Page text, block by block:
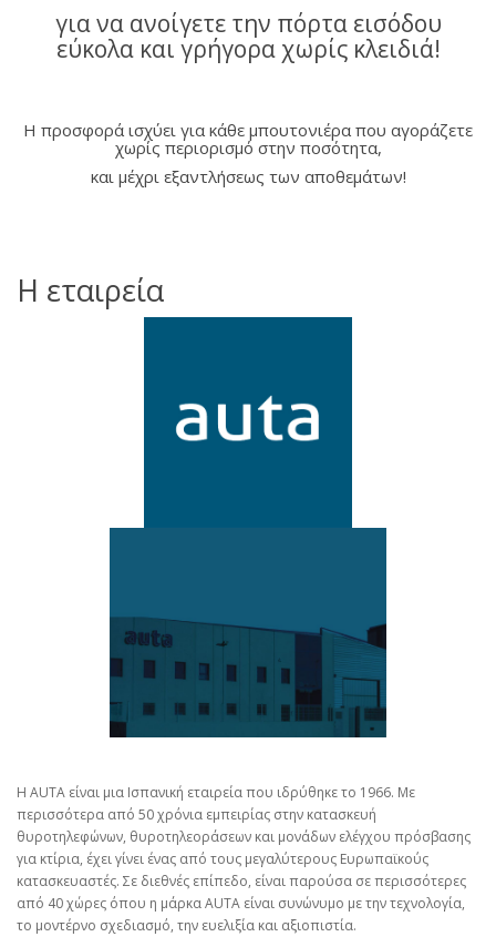
για να ανοίγετε την πόρτα εισόδου
εύκολα και γρήγορα χωρίς κλειδιά!
Η προσφορά ισχύει για κάθε μπουτονιέρα που αγοράζετε
χωρίς περιορισμό στην ποσότητα,
και μέχρι εξαντλήσεως των αποθεμάτων!
Η εταιρεία
Η AUTA είναι μια Ισπανική εταιρεία που ιδρύθηκε το 1966. Με
περισσότερα από 50 χρόνια εμπειρίας στην κατασκευή
θυροτηλεφώνων, θυροτηλεοράσεων και μονάδων ελέγχου πρόσβασης
για κτίρια, έχει γίνει ένας από τους μεγαλύτερους Ευρωπαϊκούς
κατασκευαστές. Σε διεθνές επίπεδο, είναι παρούσα σε περισσότερες
από 40 χώρες όπου η μάρκα AUTA είναι συνώνυμο με την τεχνολογία,
το μοντέρνο σχεδιασμό, την ευελιξία και αξιοπιστία.